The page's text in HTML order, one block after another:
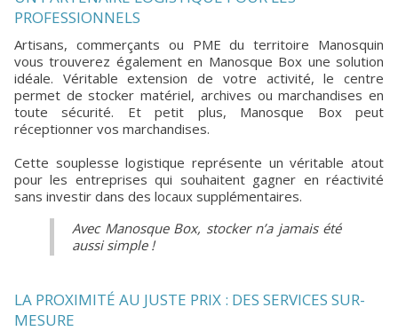
PROFESSIONNELS
Artisans, commerçants ou PME du territoire Manosquin
vous trouverez également en Manosque Box une solution
idéale. Véritable extension de votre activité, le centre
permet de stocker matériel, archives ou marchandises en
toute sécurité. Et petit plus, Manosque Box peut
réceptionner vos marchandises.
Cette souplesse logistique représente un véritable atout
pour les entreprises qui souhaitent gagner en réactivité
sans investir dans des locaux supplémentaires.
Avec Manosque Box, stocker n’a jamais été
aussi simple !
LA PROXIMITÉ AU JUSTE PRIX : DES SERVICES SUR-
MESURE